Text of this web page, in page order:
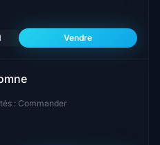
Vendre
: Commander